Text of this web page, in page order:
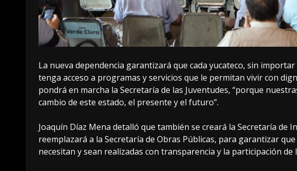
La nueva dependencia garantizará que cada yucateco, sin
tenga acceso a programas y servicios que le permitan vivir con
pondrá en marcha la Secretaría de las Juventudes, “porque
cambio de este estado, el presente y el futuro”.
Joaquín Díaz Mena detalló que también se creará la Secretaría de
reemplazará a la Secretaría de Obras Públicas, para garantizar
necesitan y sean realizadas con transparencia y la participación de